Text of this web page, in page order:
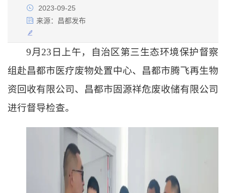
2023-09-25
来源： 昌都发布
9月23日上午，自治区第三生态环境保护督察
组赴昌都市医疗废物处置中心、昌都市腾飞再生物
资回收有限公司、昌都市固源祥危废收储有限公司
进行督导检查。